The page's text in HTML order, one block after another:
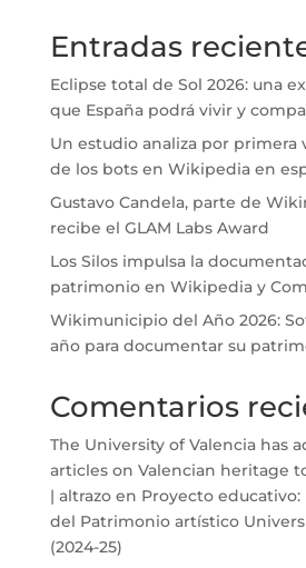
Entradas
Eclipse total de Sol 2026: una
que España podrá vivir y
Un estudio analiza por primera
de los bots en Wikipedia en
Gustavo Candela, parte de
recibe el GLAM Labs Award
Los Silos impulsa la
patrimonio en Wikipedia y
Wikimunicipio del Año 2026:
año para documentar su
Comentarios
The University of Valencia has
articles on Valencian heritage
| altrazoen Proyecto
del Patrimonio artístico
(2024-25)